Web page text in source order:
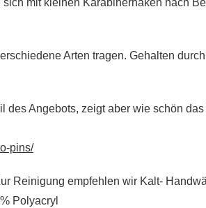
mit kleinen Karabinerhaken nach
Arten tragen. Gehalten
des Angebots, zeigt aber wie schön
pins/
Reinigung empfehlen wir Kalt-
Polyacryl